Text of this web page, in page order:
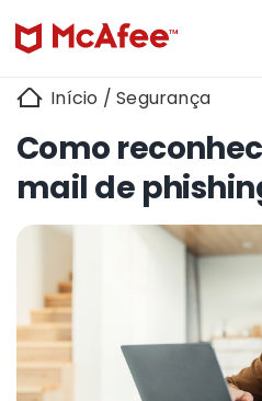
Início /Segurança
Como
mail de